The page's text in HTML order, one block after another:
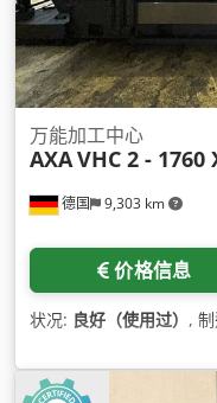
德国 9,303 km
万能加工中心
AXAVHC 2 - 1760
价格信息
状况: 良好（使用过） ,